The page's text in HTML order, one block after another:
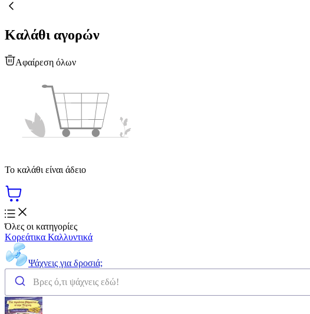
Καλάθι αγορών
Αφαίρεση όλων
Το καλάθι είναι άδειο
Όλες οι κατηγορίες
Κορεάτικα Καλλυντικά
Ψάχνεις για δροσιά;